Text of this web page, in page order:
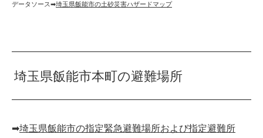
データソース➡︎埼玉県飯能市の土砂災害ハザードマップ
埼玉県飯能市本町の避難場所
➡︎埼玉県飯能市の指定緊急避難場所および指定避難所